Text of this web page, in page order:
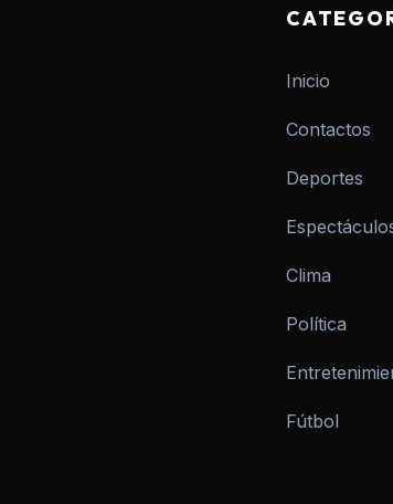
Inicio
Contactos
Deportes
Clima
Política
Fútbol